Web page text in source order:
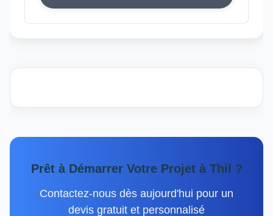
Prêt à Démarrer Votre Projet à Thil ?
Contactez-nous dès aujourd'hui pour un
devis gratuit et personnalisé